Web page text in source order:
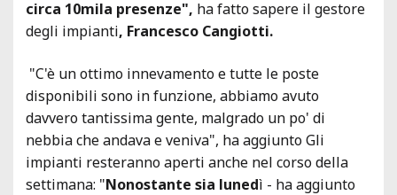
circa 10mila presenze", ha fatto sapere il gestore
degli impianti, Francesco Cangiotti.
"C'è un ottimo innevamento e tutte le poste
disponibili sono in funzione, abbiamo avuto
davvero tantissima gente, malgrado un po' di
nebbia che andava e veniva", ha aggiunto Gli
impianti resteranno aperti anche nel corso della
settimana: "Nonostante sia lunedì - ha aggiunto